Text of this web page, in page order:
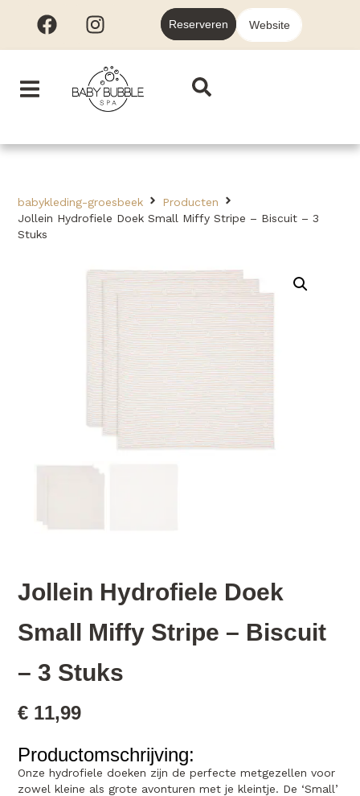
Reserveren Website
babykleding-groesbeek
Producten
Jollein Hydrofiele Doek Small Miffy Stripe – Biscuit – 3
Stuks
Jollein Hydrofiele Doek
Small Miffy Stripe – Biscuit
– 3 Stuks
€ 11,99
Productomschrijving:
Onze hydrofiele doeken zijn de perfecte metgezellen voor
zowel kleine als grote avonturen met je kleintje. De ‘Small’